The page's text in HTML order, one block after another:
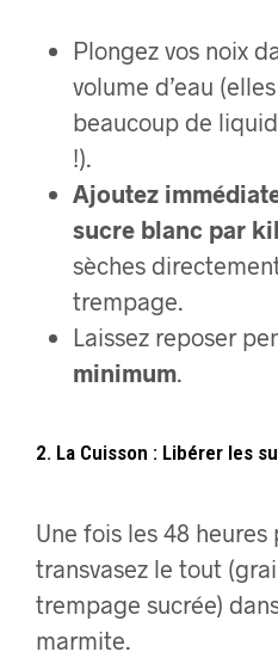
Plongez vos noix
volume d’eau
beaucoup de
!).
Ajoutez
sucre blanc par
sèches
trempage.
Laissez reposer
minimum.
2. La Cuisson : Libérer les
Une fois les 48 heures
transvasez le tout
trempage sucrée)
marmite.